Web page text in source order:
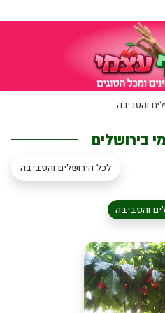
והסביבה
בירושלים
לכל הירושלים והסביבה
והסביבה